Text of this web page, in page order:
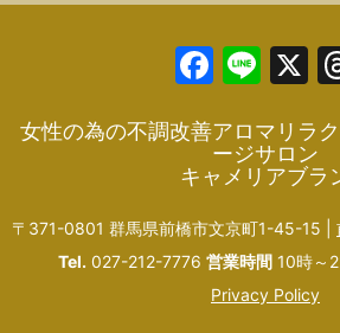
Line
X
女性の為の不調改善アロマリラ
ージサロン
キャメリアブラ
〒371-0801 群馬県前橋市文京町1-45-15 |
Tel. 027-212-7776 営業時間10時～
Privacy Policy